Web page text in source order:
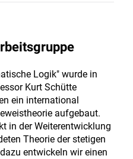
Logik" wurde in
Kurt Schütte
ein international
aufgebaut.
in der Weiterentwicklung
Theorie der stetigen
entwickeln wir einen